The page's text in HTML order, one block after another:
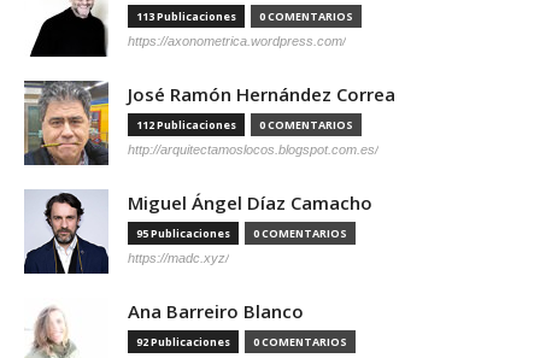
113 Publicaciones 0 COMENTARIOS
https://axonometrica.wordpress.com/
José Ramón Hernández Correa
112 Publicaciones 0 COMENTARIOS
http://arquitectamoslocos.blogspot.com.es/
Miguel Ángel Díaz Camacho
95 Publicaciones 0 COMENTARIOS
https://madc.xyz/
Ana Barreiro Blanco
92 Publicaciones 0 COMENTARIOS